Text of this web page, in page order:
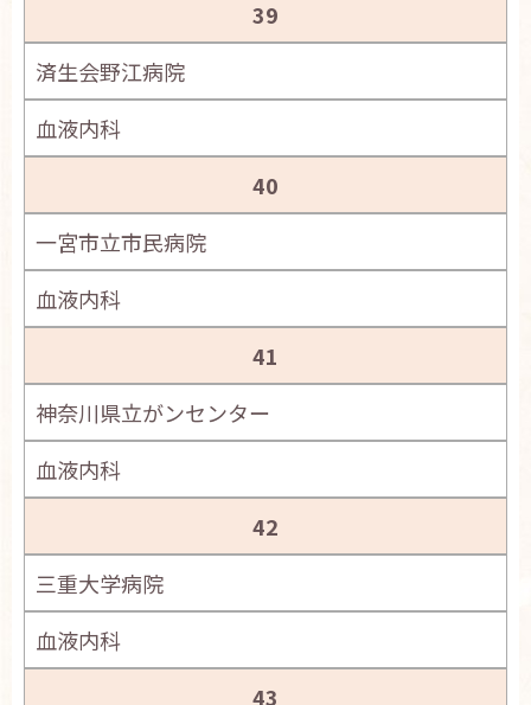
39
済生会野江病院
血液内科
40
一宮市立市民病院
血液内科
41
神奈川県立がンセンター
血液内科
42
三重大学病院
血液内科
43